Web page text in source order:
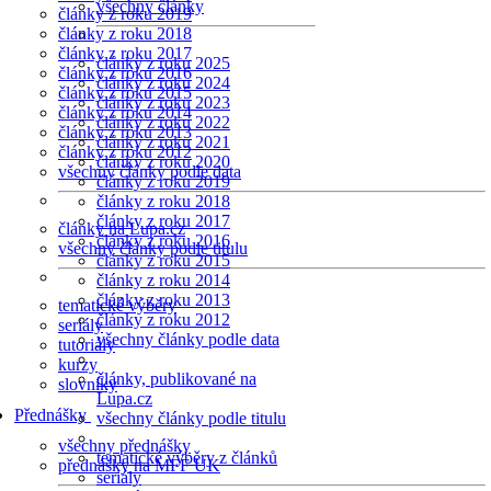
články z roku 2019
články z roku 2018
články z roku 2017
články z roku 2016
články z roku 2015
články z roku 2014
články z roku 2013
články z roku 2012
všechny články podle data
články na Lupa.cz
všechny články podle titulu
tematické výběry
seriály
tutoriály
kurzy
slovníky
Přednášky
všechny přednášky
přednášky na MFF UK
všechny články
články z roku 2025
články z roku 2024
články z roku 2023
články z roku 2022
články z roku 2021
články z roku 2020
články z roku 2019
články z roku 2018
články z roku 2017
články z roku 2016
články z roku 2015
články z roku 2014
články z roku 2013
články z roku 2012
všechny články podle data
články, publikované na
Lupa.cz
všechny články podle titulu
tematické výběry z článků
seriály